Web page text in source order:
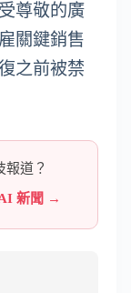
尊敬的廣
關鍵銷售
之前被禁
報道？
新聞 →